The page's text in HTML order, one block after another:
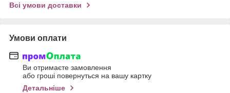
Всі умови доставки
Умови оплати
Ви отримаєте замовлення
або гроші повернуться на вашу картку
Детальніше